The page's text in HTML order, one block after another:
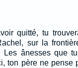
quitté, tu
sur la
Les ânesses que
ton père ne pense